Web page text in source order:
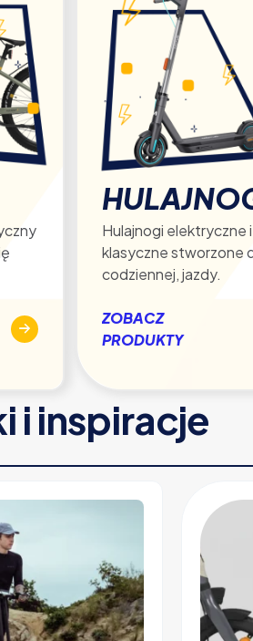
Hulajnogi elektryczne i
klasyczne stworzone
codziennej, jazdy.
ZOBACZ
PRODUKTY
i inspiracje